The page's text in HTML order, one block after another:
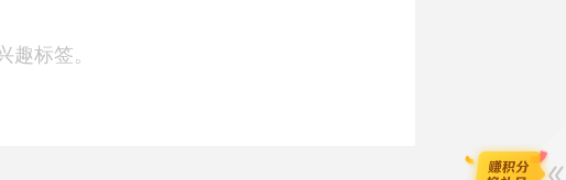
趣标签。